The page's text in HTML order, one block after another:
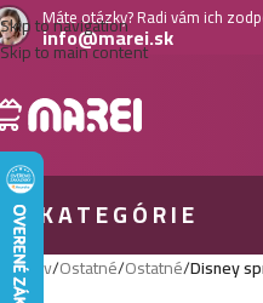
Skip to navigation
Skip to main content
Máte otázky? Radi vám ich
info@marei.sk
KATEGÓRIE
Domov/Ostatné/Ostatné/Disney